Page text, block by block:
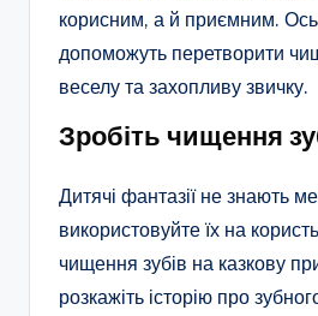
корисним, а й приємним. Ось
допоможуть перетворити
веселу та захопливу звичку.
Зробіть чищення
Дитячі фантазії не знають
використовуйте їх на
чищення зубів на казкову
розкажіть історію про